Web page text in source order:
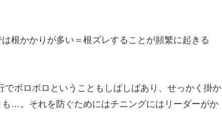
根かかりが多い＝根ズレすることが頻繁に起きる
ボロボロということもしばしばあり、せっかく掛か
…。それを防ぐためにはチニングにはリーダーがか